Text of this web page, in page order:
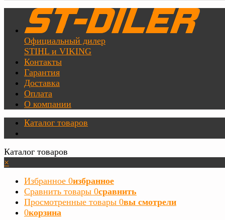
Официальный дилер
STIHL и VIKING
Контакты
Гарантия
Доставка
Оплата
О компании
Каталог товаров
Каталог товаров
×
Избранное 0избранное
Сравнить товары 0сравнить
Просмотренные товары 0вы смотрели
0корзина